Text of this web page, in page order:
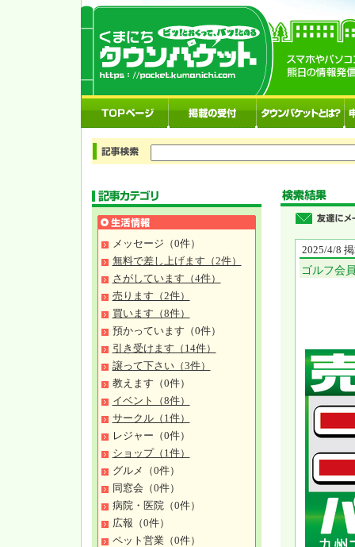
メッセージ（0件）
無料で差し上げます（2件）
さがしています（4件）
売ります（2件）
買います（8件）
預かっています（0件）
引き受けます（14件）
譲って下さい（3件）
教えます（0件）
イベント（8件）
サークル（1件）
レジャー（0件）
ショップ（1件）
グルメ（0件）
同窓会（0件）
病院・医院（0件）
広報（0件）
ペット営業（0件）
2025/4/8
ゴルフ会